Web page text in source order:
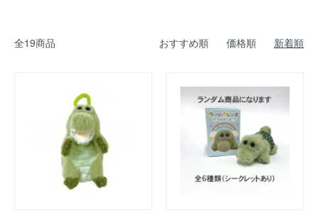
全19商品 おすすめ順 価格順 新着順